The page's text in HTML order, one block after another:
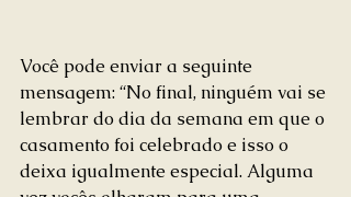
Você pode enviar a seguinte
mensagem: “No final, ninguém vai se
lembrar do dia da semana em que o
casamento foi celebrado e isso o
deixa igualmente especial. Alguma